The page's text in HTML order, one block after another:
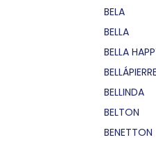
BELA
BELLA
BELLA
BELLÁPIERRE
BELLINDA
BELTON
BENETTON